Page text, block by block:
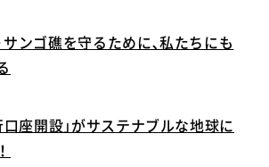
ンゴ礁を守るために､私たちにも
座開設｣がサステナブルな地球に